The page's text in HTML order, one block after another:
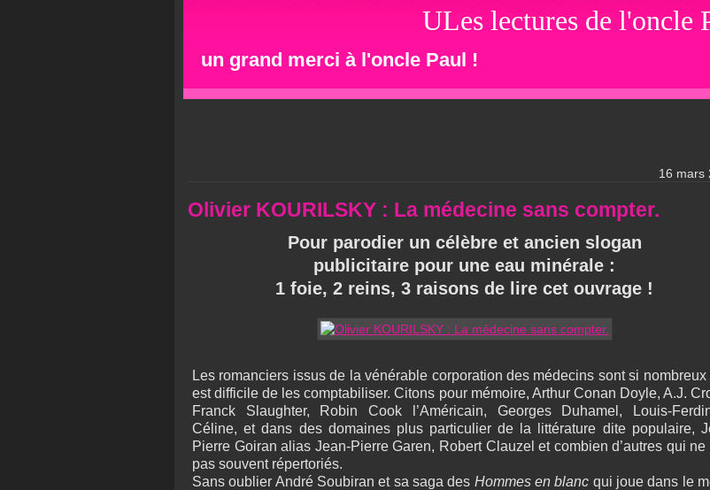
ULes lectures de l'oncle
un grand merci à l'oncle Paul !
16 mars
Olivier KOURILSKY : La médecine sans compter.
Pour parodier un célèbre et ancien slogan
publicitaire pour une eau minérale :
1 foie, 2 reins, 3 raisons de lire cet ouvrage !
Les romanciers issus de la vénérable corporation des médecins sont si nombreux
est difficile de les comptabiliser. Citons pour mémoire, Arthur Conan Doyle, A.J.
Franck Slaughter, Robin Cook l’Américain, Georges Duhamel, Louis-
Céline, et dans des domaines plus particulier de la littérature dite populaire,
Pierre Goiran alias Jean-Pierre Garen, Robert Clauzel et combien d’autres qui ne
pas souvent répertoriés.
Sans oublier André Soubiran et sa saga des Hommes en blanc qui joue dans le